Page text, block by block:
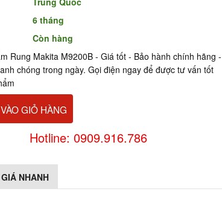
6 tháng
Còn hàng
Rung Makita M9200B - Giá tốt - Bảo hành chính hãng -
chóng trong ngày. Gọi điện ngay để được tư vấn tốt
GIỎ HÀNG
Hotline: 0909.916.786
NHANH